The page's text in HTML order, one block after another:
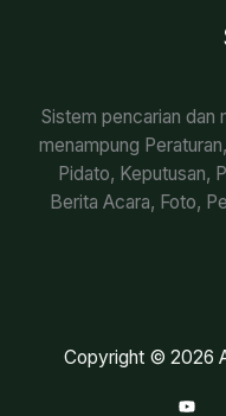
Sistem pencarian dan
menampung
Pidato, Keputusan,
Berita Acara, Foto,
Copyright © 2026